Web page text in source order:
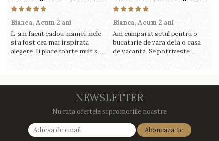
Bianca,Acum 2 ani
L-am facut cadou mamei mele
si a fost cea mai inspirata
alegere. Ii place foarte mult sa
gandesc serios sa imi cumpar
si eu! Recomand mult !
Bianca,Acum 2 ani
Am cumparat setul pentru o
bucatarie de vara de la o casa
de vacanta. Se potriveste
cu drag !
NEWSLETTER
Nu rata ofertele si promotiile noastre